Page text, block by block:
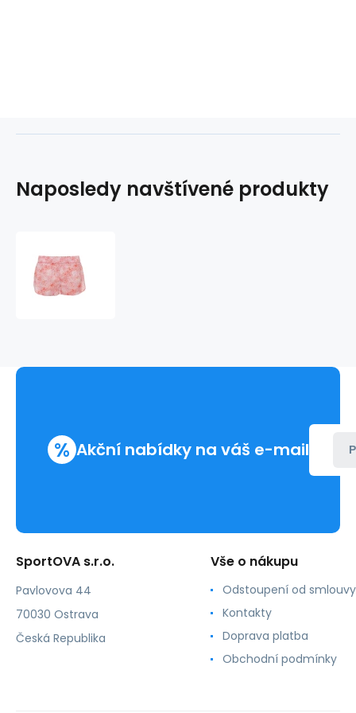
Naposledy navštívené produkty
Klein
% Akční nabídky na váš e-mail
SportOVA s.r.o.
Pavlovova 44
70030 Ostrava
Česká Republika
Vše o nákupu
Odstoupení od smlouvy
Kontakty
Doprava platba
Obchodní podmínky